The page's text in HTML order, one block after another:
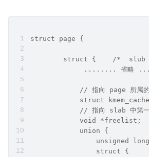
struct page {
struct {    /*  slub
........ 省略
// 指向 page 所属
struct
// 指向 slab 中第一
void *freelist;
            union {
unsigned